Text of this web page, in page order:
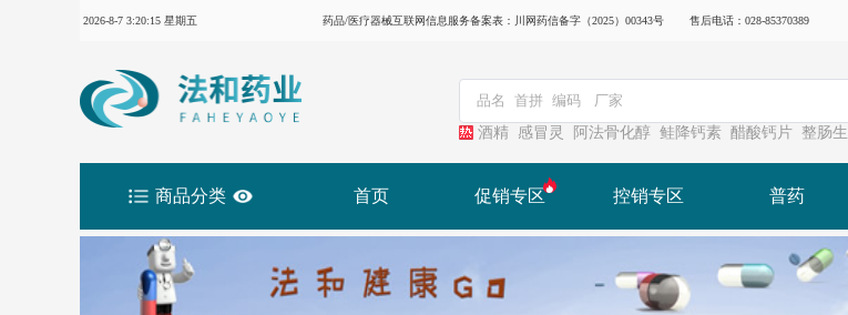
2026-8-7 3:20:16 星期五 药品/医疗器械互联网信息服务备案表：川网药信备字（2025）00343号 售后电话：028-85370389
酒精 感冒灵 阿法骨化醇 鲑降钙素 醋酸钙片 整肠生
商品分类 首页 促销专区 控销专区 普药